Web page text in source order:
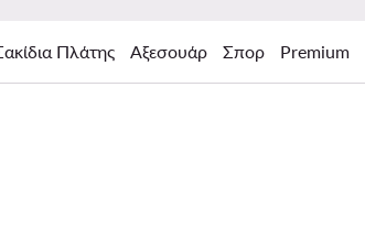
Πλάτης Αξεσουάρ Σπορ Premium